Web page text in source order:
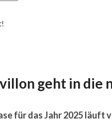
geht in die
für das Jahr 2025 läuft